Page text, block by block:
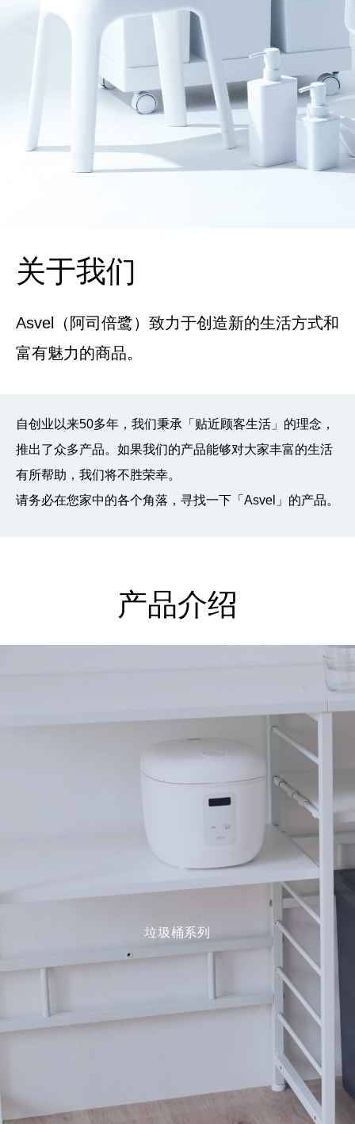
关于我们
Asvel（阿司倍鹭）致力于创造新的生活方式和
富有魅力的商品。
自创业以来50多年，我们秉承「贴近顾客生活」的理念，
推出了众多产品。如果我们的产品能够对大家丰富的生活
有所帮助，我们将不胜荣幸。
请务必在您家中的各个角落，寻找一下「Asvel」的产品。
产品介绍
垃圾桶系列